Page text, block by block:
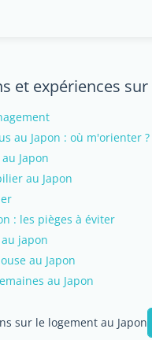
et expériences
au Japon : où m'orienter ?
Japon
au Japon
: les pièges à éviter
japon
au Japon
au Japon
sur le logement au Japon